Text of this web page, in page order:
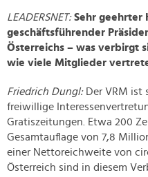
LEADERSNET:Sehr geehrter
geschäftsführender
Österreichs – was verbirgt
wie viele Mitglieder
Friedrich Dungl: Der VRM ist
freiwillige
Gratiszeitungen. Etwa 200
Gesamtauflage von 7,8
einer Nettoreichweite von
Österreich sind in diesem